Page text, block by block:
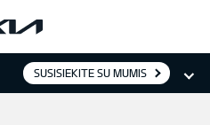
SUSISIEKITE SU MUMIS